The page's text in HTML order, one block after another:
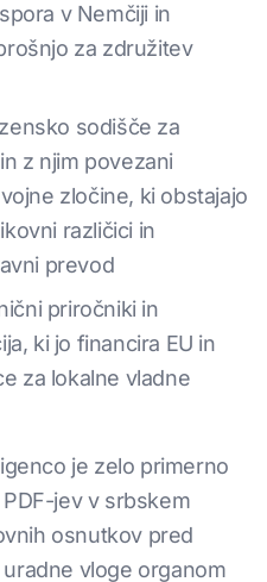
v Nemčiji in
za združitev
sodišče za
z njim povezani
zločine, ki obstajajo
različici in
prevod
priročniki in
ki jo financira EU in
za lokalne vladne
je zelo primerno
jev v srbskem
osnutkov pred
vloge organom